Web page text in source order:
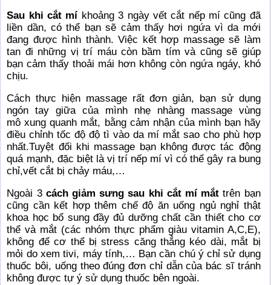
Sau khi cắt mí khoảng 3 ngày vết cắt nếp mí cũng đã
liền dần, có thể bạn sẽ cảm thấy hơi ngứa vì da mới
đang được hình thành. Việc kết hợp massage sẽ làm
tan đi những vị trí máu còn bầm tím và cũng sẽ giúp
bạn cảm thấy thoải mái hơn không còn ngứa ngáy, khó
chịu.
Cách thực hiện massage rất đơn giản, bạn sử dụng
ngón tay giữa của mình nhẹ nhàng massage vùng
mô xung quanh mắt, bằng cảm nhận của mình bạn hãy
điều chỉnh tốc độ độ tì vào da mí mắt sao cho phù hợp
nhất.Tuyệt đối khi massage bạn không được tác động
quá mạnh, đặc biệt là vị trí nếp mí vì có thể gây ra bung
chỉ,vết cắt bị chảy máu,…
Ngoài 3 cách giảm sưng sau khi cắt mí mắt trên bạn
cũng cần kết hợp thêm chế độ ăn uống ngủ nghỉ thật
khoa học bổ sung đầy đủ dưỡng chất cần thiết cho cơ
thể và mắt (các nhóm thực phẩm giàu vitamin A,C,E),
không để cơ thể bị stress căng thẳng kéo dài, mắt bị
mỏi do xem tivi, máy tính,… Bạn cần chú ý chỉ sử dụng
thuốc bôi, uống theo đúng đơn chỉ dẫn của bác sĩ tránh
không được tự ý sử dụng thuốc bên ngoài.